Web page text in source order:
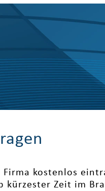
kostenlos
Zeit im